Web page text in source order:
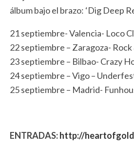
álbum bajo el brazo: ‘Dig Deep
21 septiembre- Valencia- Loco
22 septiembre – Zaragoza- Rock
23 septiembre – Bilbao- Crazy
24 septiembre – Vigo –
25 septiembre – Madrid-
ENTRADAS:http://